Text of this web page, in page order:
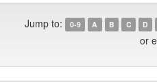
Jump to: 0-9 A B C D
or